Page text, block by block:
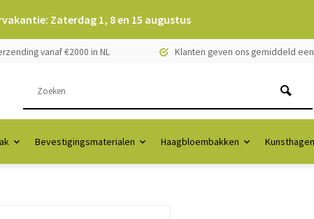
Zaterdag 1, 8 en 15 augustus
vanaf €2000 in NL Klanten geven ons gemiddeld
Bevestigingsmaterialen Haagbloembakken Kunsthagen